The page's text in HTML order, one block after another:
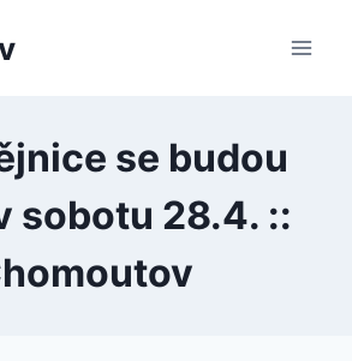
se budou
sobotu 28.4. ::